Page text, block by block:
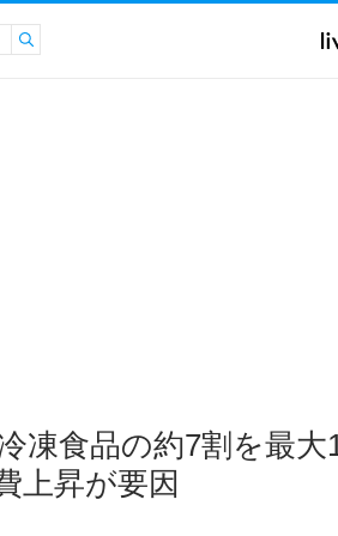
凍食品の約7割を最大
上昇が要因